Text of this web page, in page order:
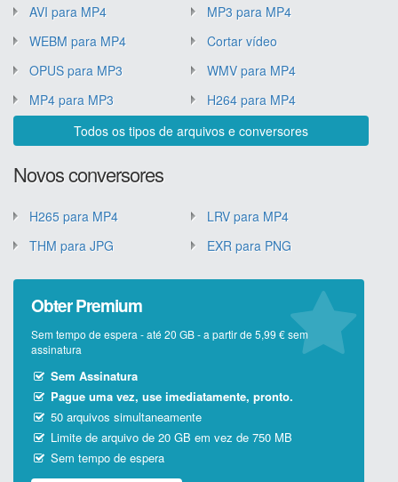
AVI para MP4
MP3 para MP4
WEBM para MP4
Cortar vídeo
OPUS para MP3
WMV para MP4
MP4 para MP3
H264 para MP4
Todos os tipos de arquivos e conversores
Novos conversores
H265 para MP4
LRV para MP4
THM para JPG
EXR para PNG
Obter Premium
Sem tempo de espera - até 20 GB - a partir de 5,99 € sem
assinatura
Sem Assinatura
Pague uma vez, use imediatamente, pronto.
50 arquivos simultaneamente
Limite de arquivo de 20 GB em vez de 750 MB
Sem tempo de espera